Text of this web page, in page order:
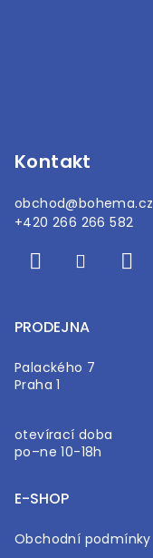
Kontakt
obchod@bohema.cz
+420 266 266 582
PRODEJNA
Palackého 7
Praha 1
otevírací doba
po–ne 10-18h
E-SHOP
Obchodní podmínky